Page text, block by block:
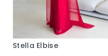
Stella Elbise